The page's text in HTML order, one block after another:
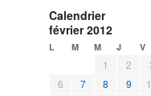
Calendrier
février 2012
L M M J V
1 2
6
7 8 9